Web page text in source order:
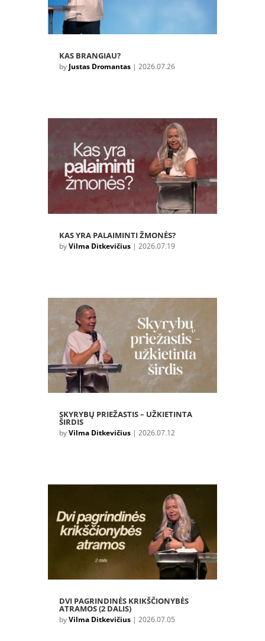
KAS BRANGIAU?
by Justas Dromantas| 2026.07.26
KAS YRA PALAIMINTI ŽMONĖS?
byVilma Ditkevičius| 2026.07.19
SKYRYBŲ PRIEŽASTIS – UŽKIETINTA
ŠIRDIS
byVilma Ditkevičius| 2026.07.12
DVI PAGRINDINĖS KRIKŠČIONYBĖS
ATRAMOS (2 DALIS)
byVilma Ditkevičius| 2026.07.05